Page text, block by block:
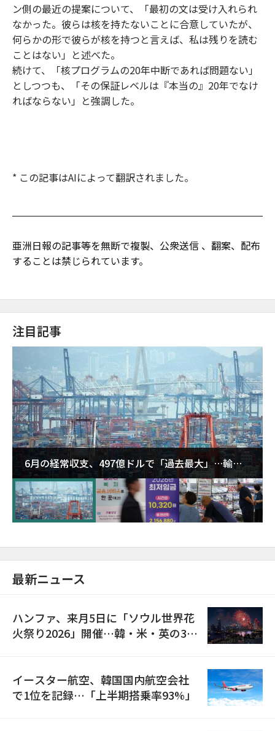
ン側の最近の提案について、「最初の文は受け入れられ
なかった。彼らは核を持たないことに合意していたが、
何らかの形で彼らが核を持つと言えば、私は残りを読む
ことはない」と述べた。
続けて、「核プログラムの20年中断であれば問題ない」
としつつも、「その保証レベルは『本当の』20年でなけ
ればならない」と強調した。
* この記事はAIによって翻訳されました。
亜洲日報の記事等を無断で複製、公衆送信 、翻案、配布
することは禁じられています。
注目記事
6月の経常収支、497億ドルで「過去最大」…輸出
が初の1000億ドル突破
最新ニュース
ハンファ、来月5日に「ソウル世界花
火祭り2026」開催…韓・米・英の3カ
イースター航空、韓国国内航空会社
で1位を記録…「上半期搭乗率93%」